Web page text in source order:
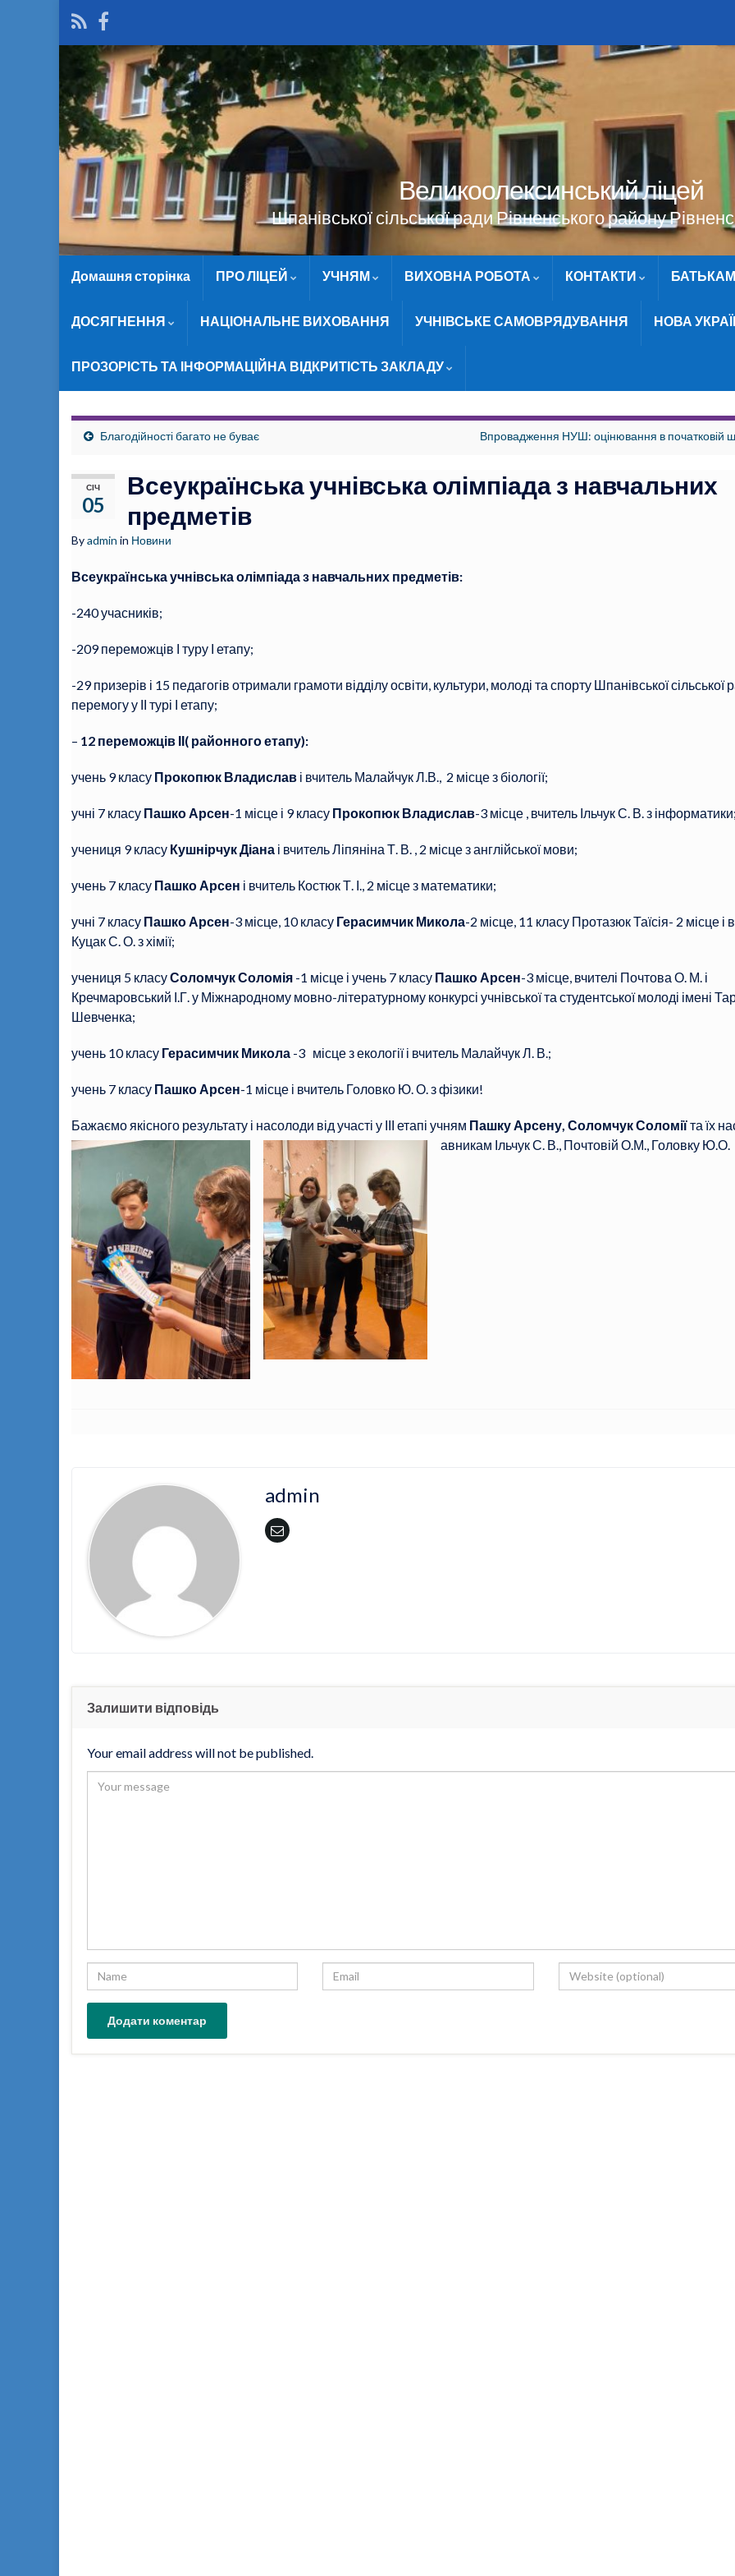
Великоолексинський ліцей
Шпанівської сільської ради Рівненського району
Домашня сторінка ПРО ЛІЦЕЙ УЧНЯМ ВИХОВНА РОБОТА КОНТАКТИ БАТЬКАМ
ДОСЯГНЕННЯ НАЦІОНАЛЬНЕ ВИХОВАННЯ УЧНІВСЬКЕ САМОВРЯДУВАННЯ НОВА
ПРОЗОРІСТЬ ТА ІНФОРМАЦІЙНА ВІДКРИТІСТЬ ЗАКЛАДУ
Благодійності багато не буває Впровадження НУШ: оцінювання в початковій
СІЧ
05
Всеукраїнська учнівська олімпіада з навчальних
предметів
Byadmin in Новини
Всеукраїнська учнівська олімпіада з навчальних предметів:
-240 учасників;
-209 переможців І туру І етапу;
-29 призерів і 15 педагогів отримали грамоти відділу освіти, культури, молоді та спорту Шпанівської сільської
перемогу у ІІ турі І етапу;
– 12 переможців ІІ( районного етапу):
учень 9 класу Прокопюк Владислав і вчитель Малайчук Л.В., 2 місце з біології;
учні 7 класу Пашко Арсен-1 місце і 9 класу Прокопюк Владислав-3 місце , вчитель Ільчук С. В. з
учениця 9 класу Кушнірчук Діана і вчитель Ліпяніна Т. В. , 2 місце з англійської мови;
учень 7 класу Пашко Арсен і вчитель Костюк Т. І., 2 місце з математики;
учні 7 класу Пашко Арсен-3 місце, 10 класу Герасимчик Микола-2 місце, 11 класу Протазюк Таїсія- 2 місце і
Куцак С. О. з хімії;
учениця 5 класуСоломчук Соломія -1 місце і учень 7 класу Пашко Арсен-3 місце, вчителі Почтова О. М. і
Кречмаровський І.Г. у Міжнародному мовно-літературному конкурсі учнівської та студентської молоді імені
Шевченка;
учень 10 класу Герасимчик Микола -3 місце з екології і вчитель Малайчук Л. В.;
учень 7 класу Пашко Арсен-1 місце і вчитель Головко Ю. О. з фізики!
Бажаємо якісного результату і насолоди від участі у ІІІ етапі учням Пашку Арсену, Соломчук Соломіїта їх
авникам Ільчук С. В., Почтовій О.М., Головку Ю.О.
admin
Залишити відповідь
Your email address will not be published.